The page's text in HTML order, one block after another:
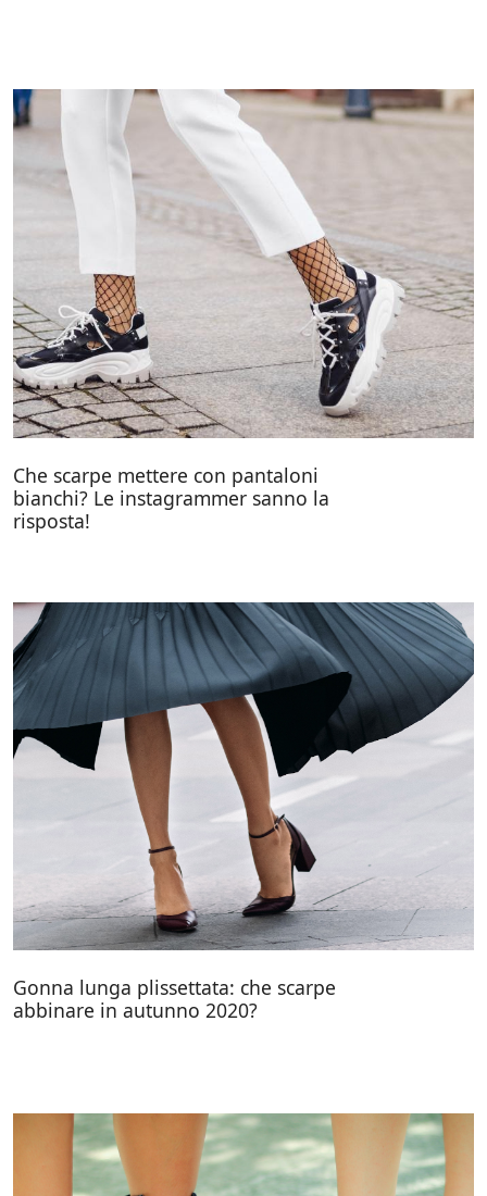
Che scarpe mettere con pantaloni
bianchi? Le instagrammer sanno la
risposta!
Gonna lunga plissettata: che scarpe
abbinare in autunno 2020?